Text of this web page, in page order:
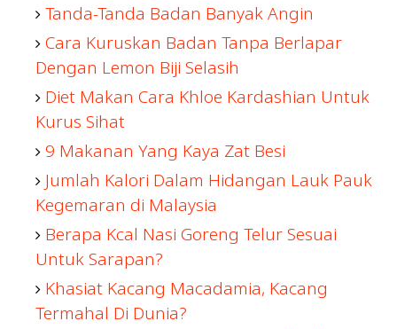
Tanda-Tanda Badan Banyak Angin
Cara Kuruskan Badan Tanpa Berlapar
Dengan Lemon Biji Selasih
Diet Makan Cara Khloe Kardashian Untuk
Kurus Sihat
9 Makanan Yang Kaya Zat Besi
Jumlah Kalori Dalam Hidangan Lauk Pauk
Kegemaran di Malaysia
Berapa Kcal Nasi Goreng Telur Sesuai
Untuk Sarapan?
Khasiat Kacang Macadamia, Kacang
Termahal Di Dunia?